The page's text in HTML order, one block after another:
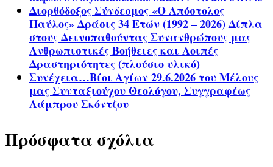
Διορθόδοξος Σύνδεσμος «Ο Απόστολος
Παύλος» Δράσις 34 Ετών (1992 – 2026) Δίπλα
στους Δεινοπαθούντας Συνανθρώπους μας
Ανθρωπιστικές Βοήθειες και Λοιπές
Δραστηριότητες (πλούσιο υλικό)
Συνέχεια…Βίοι Αγίων 29.6.2026 του Μέλους
μας Συνταξιούχου Θεολόγου, Συγγραφέως
Λάμπρου Σκόντζου
Πρόσφατα σχόλια